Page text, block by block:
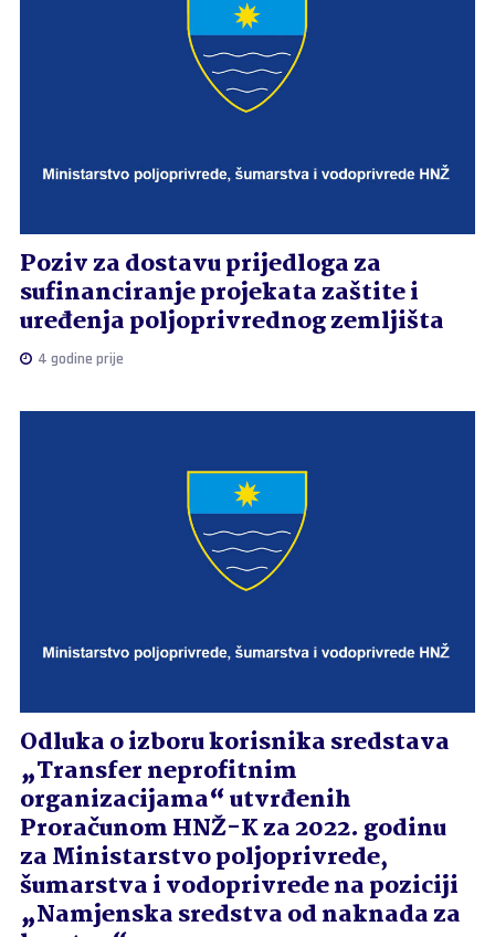
Poziv za dostavu prijedloga za
sufinanciranje projekata zaštite i
uređenja poljoprivrednog zemljišta
4 godine prije
Odluka o izboru korisnika sredstava
„Transfer neprofitnim
organizacijama“ utvrđenih
Proračunom HNŽ-K za 2022. godinu
za Ministarstvo poljoprivrede,
šumarstva i vodoprivrede na poziciji
„Namjenska sredstva od naknada za